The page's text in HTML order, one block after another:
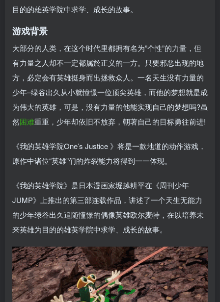
目的的雄英学院中求学、成长的故事。
游戏背景
大部分的人类，在这个时代里都拥有名为”个性”的力量，但
有力量之人却不一定都属於正义的一方。只要邪恶出现的地
方，必定会有英雄挺身而出拯救众人。一名天生没有力量的
少年–绿谷出久从小就憧憬一位顶尖英雄，而他的梦想就是成
为伟大的英雄，可是，没有力量的他能实现自己的梦想吗?虽
然困难重重，少年却依旧不放弃，朝著自己的目标勇往前进!
《我的英雄学院One’s Justice 》将是一款地道的动作游戏，
原作中诸位“英雄”们的炸裂能力将得到一一体现。
《我的英雄学院》是日本漫画家堀越耕平在《周刊少年
JUMP》上推出的第三部连载作品，讲述了一个天生无能力
的少年绿谷出久追随憧憬的偶像英雄欧尔麦特，在以培养未
来英雄为目的的雄英学院中求学、成长的故事。